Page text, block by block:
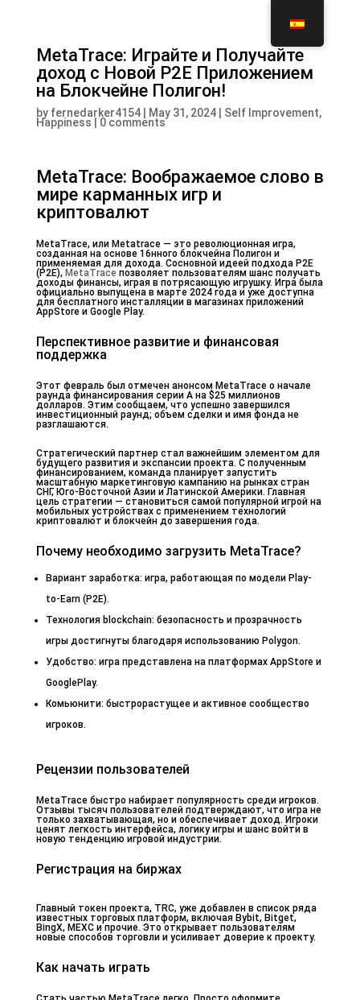
MetaTrace: Играйте и Получайте
доход с Новой P2E Приложением
на Блокчейне Полигон!
by fernedarker4154| May 31, 2024| Self Improvement,
Happiness 0 comments
MetaTrace: Воображаемое слово в
мире карманных игр и
криптовалют
MetaTrace, или Metatrace — это революционная игра,
созданная на основе 16нного блокчейна Полигон и
применяемая для дохода. Сосновной идеей подхода P2E
(P2E), MetaTrace позволяет пользователям шанс получать
доходы финансы, играя в потрясающую игрушку. Игра была
официально выпущена в марте 2024 года и уже доступна
для бесплатного инсталляции в магазинах приложений
AppStore и Google Play.
Перспективное развитие и финансовая
поддержка
Этот февраль был отмечен анонсом MetaTrace о начале
раунда финансирования серии A на $25 миллионов
долларов. Этим сообщаем, что успешно завершился
инвестиционный раунд; объем сделки и имя фонда не
разглашаются.
Стратегический партнер стал важнейшим элементом для
будущего развития и экспансии проекта. С полученным
финансированием, команда планирует запустить
масштабную маркетинговую кампанию на рынках стран
СНГ, Юго-Восточной Азии и Латинской Америки. Главная
цель стратегии — становиться самой популярной игрой на
мобильных устройствах с применением технологий
криптовалют и блокчейн до завершения года.
Почему необходимо загрузить MetaTrace?
Вариант заработка: игра, работающая по модели Play-
to-Earn (P2E).
Технология blockchain: безопасность и прозрачность
игры достигнуты благодаря использованию Polygon.
Удобство: игра представлена на платформах AppStore и
GooglePlay.
Комьюнити: быстрорастущее и активное сообщество
игроков.
Рецензии пользователей
MetaTrace быстро набирает популярность среди игроков.
Отзывы тысяч пользователей подтверждают, что игра не
только захватывающая, но и обеспечивает доход. Игроки
ценят легкость интерфейса, логику игры и шанс войти в
новую тенденцию игровой индустрии.
Регистрация на биржах
Главный токен проекта, TRC, уже добавлен в список ряда
известных торговых платформ, включая Bybit, Bitget,
BingX, MEXC и прочие. Это открывает пользователям
новые способов торговли и усиливает доверие к проекту.
Как начать играть